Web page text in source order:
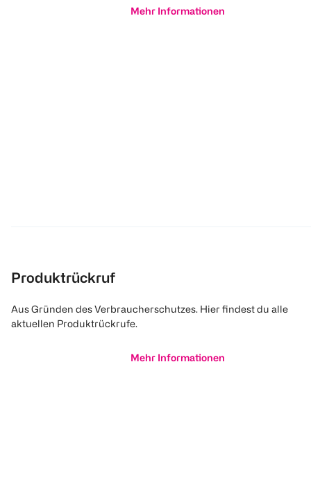
Mehr Informationen
Produktrückruf
Aus Gründen des Verbraucherschutzes. Hier findest du alle
aktuellen Produktrückrufe.
Mehr Informationen